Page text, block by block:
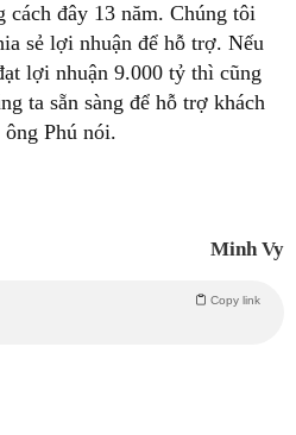
cách đây 13 năm. Chúng tôi
sẻ lợi nhuận để hỗ trợ. Nếu
lợi nhuận 9.000 tỷ thì cũng
ta sẵn sàng để hỗ trợ khách
Phú nói.
Minh Vy
Copy link